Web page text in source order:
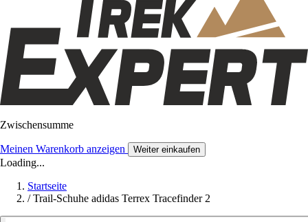
Zwischensumme
Meinen Warenkorb anzeigen Weiter einkaufen
Loading...
Startseite
/ Trail-Schuhe adidas Terrex Tracefinder 2